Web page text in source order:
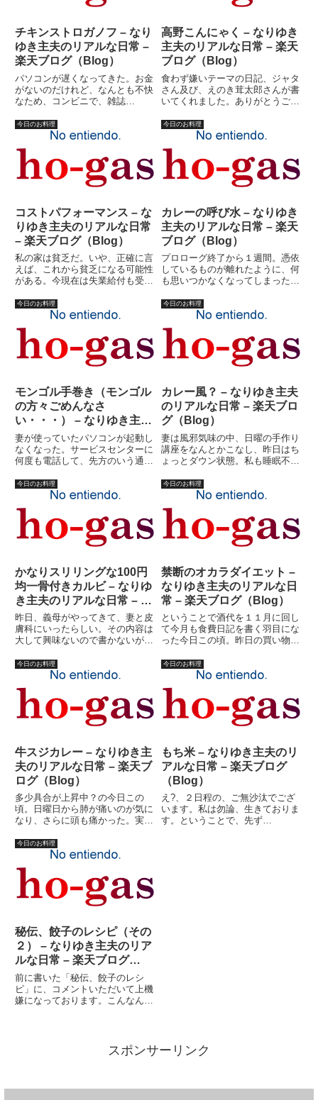
チキンストロガノフ – なり
ゆき主夫のリアルな日常 –
楽天ブログ（Blog）
パソコンが遅くなってきた。お金
がないのだけれど、なんとも不快
なため、コンビニで、雑誌
「旧型マシン延命術」を詠むため
だ。チップセット別に、延命方法
が書いてあるのだが、私のパソコ
ンのチップセットを確かめもせ
ず、雑...
高野こんにゃく – なりゆき
主夫のリアルな日常 – 楽天
ブログ（Blog）
食わず嫌いテーマの日記、ジャタ
さん及び、えのき茸太郎さんが書
いてくれました。ありがとうござ
のコメント中と、私の昨日の日記
の本文中で、こんにゃくに関する
記述が誤解を招いているような気
がしたので、もう一度書き直し
と...
今日のお料理
コストパフォーマンス – な
りゆき主夫のリアルな日常
– 楽天ブログ（Blog）
私の家は貧乏だ。いや、正確に言
えば、これから貧乏になる可能性
がある。今現在は失業給付も受け
る。これから先、私が就職しなか
ったとしたら貧乏になるかも、と
いったレベルの話だ。しかし、国
民健康保険、こっちは失業したか
ら...
今日のお料理
カレーの呼び水 – なりゆき
主夫のリアルな日常 – 楽天
ブログ（Blog）
プロローグ終了から１週間。憑依
しているものが離れたように、何
も思いつかなくなってしまった。
うことにしておこう・・・）今日
は妻と子供達はプールだ。時間が
あるといえば、ある。考えをまと
めることが不可能でもない、か
も...
今日のお料理
モンゴル手巻き（モンゴル
の方々ごめんなさ
い・・・） – なりゆき主夫
のリアルな日常 – 楽天ブロ
グ（Blog）
妻が使っていたパソコンが起動し
なくなった。サービスセンターに
何度も電話して、先方のいう通り
れた挙句、「わからないので修理
に出してもらう」結論に。「それ
で、いくらかかるんですか？」と
の問いにも、大体予想はしてい
た...
今日のお料理
カレー風？ – なりゆき主夫
のリアルな日常 – 楽天ブロ
グ（Blog）
妻は風邪気味の中、日曜の手作り
講座をなんとかこなし、昨日はち
ょっとダウン状態。私も睡眠不足
子供達の洗濯物や散らかった部屋
の片付け、食器洗いなどをこな
す。午後はちょっと寝る。そうこ
うしているうちに、小学校１年の
娘...
今日のお料理
かなりスリリングな100円
均一骨付きカルビ – なりゆ
き主夫のリアルな日常 – 楽
天ブログ（Blog）
昨日、義母がやってきて、妻と皮
膚科にいったらしい。その内容は
大して興味ないので書かないが、
買って来た。それは、骨付きカル
ビ。１００円均一冷凍食品に入っ
ていたらしい。ラベルも何も貼っ
てない代物。７００グラムは入
っ...
今日のお料理
禁断のオカラダイエット –
なりゆき主夫のリアルな日
常 – 楽天ブログ（Blog）
ということで酒代を１１月に回し
て今月も食費日記を書く羽目にな
った今日この頃。昨日の買い物も
円。ま、初日ですからこんなも
の？？今月末には体脂肪燃焼キャ
ンペーン の最終計測が控えてい
る。今度こそ食費を抑え、さらに
体脂...
今日のお料理
牛スジカレー – なりゆき主
夫のリアルな日常 – 楽天ブ
ログ（Blog）
多少具合が上昇中？の今日この
頃。日曜日から肺が痛いのが気に
なり、さらに頭も痛かった。実
かった。何故なのか？それがいま
いちよくわからないので、結構不
安でもあったのだが。ちょっとよ
くなったような気がしたので、５
日ぶ...
今日のお料理
もち米 – なりゆき主夫のリ
アルな日常 – 楽天ブログ
（Blog）
え?、２日程の、ご無沙汰でござ
います。私は勿論、生きておりま
す。ということで、先ず
今日のお料理
秘伝、餃子のレシピ（その
２） – なりゆき主夫のリア
ルな日常 – 楽天ブログ
（Blog）
前に書いた「秘伝、餃子のレシ
ピ」に、コメントいただいて上機
嫌になっております。こんなんで
方過ぎ？と反省も「少しだけ」し
ております。先ず、何人前なのかスポンサーリンク